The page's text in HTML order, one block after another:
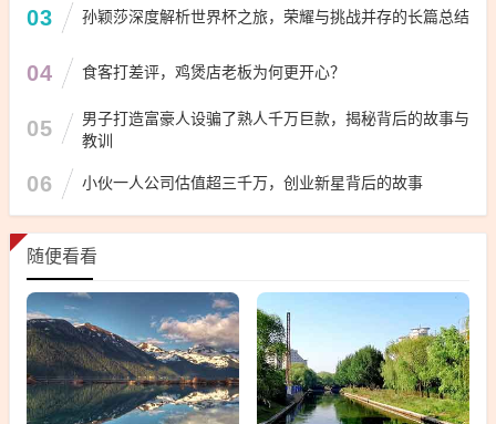
03 孙颖莎深度解析世界杯之旅，荣耀与挑战并存的长篇总结
04 食客打差评，鸡煲店老板为何更开心？
05
男子打造富豪人设骗了熟人千万巨款，揭秘背后的故事与
教训
06 小伙一人公司估值超三千万，创业新星背后的故事
随便看看